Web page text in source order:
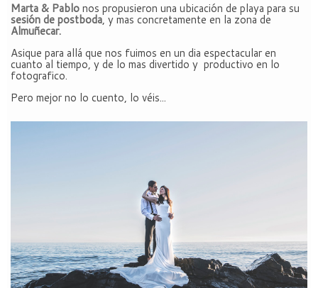
Marta & Pablonos propusieron una ubicación de playa para su
sesión de postboda, y mas concretamente en la zona de
Almuñecar.
Asique para allá que nos fuimos en un dia espectacular en
cuanto al tiempo, y de lo mas divertido y productivo en lo
fotografico.
Pero mejor no lo cuento, lo véis...